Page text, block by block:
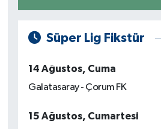
Süper Lig Fikstür
14 Ağustos, Cuma
Galatasaray - Çorum FK
15 Ağustos, Cumartesi